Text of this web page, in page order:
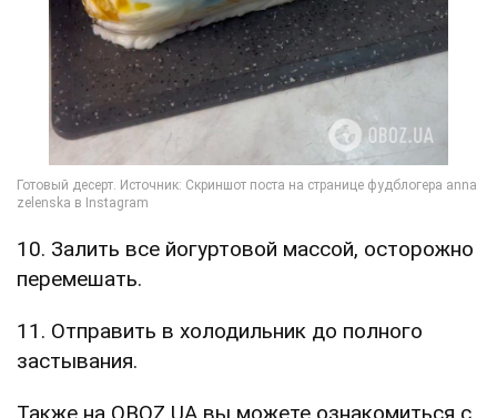
10. Залить все йогуртовой массой, осторожно
перемешать.
11. Отправить в холодильник до полного
застывания.
Также на OBOZ.UA вы можете ознакомиться с